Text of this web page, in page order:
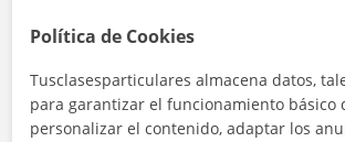
Contactar ahora
Política de Cookies
Tusclasesparticulares almacena datos,
para garantizar el funcionamiento básico
personalizar el contenido, adaptar los